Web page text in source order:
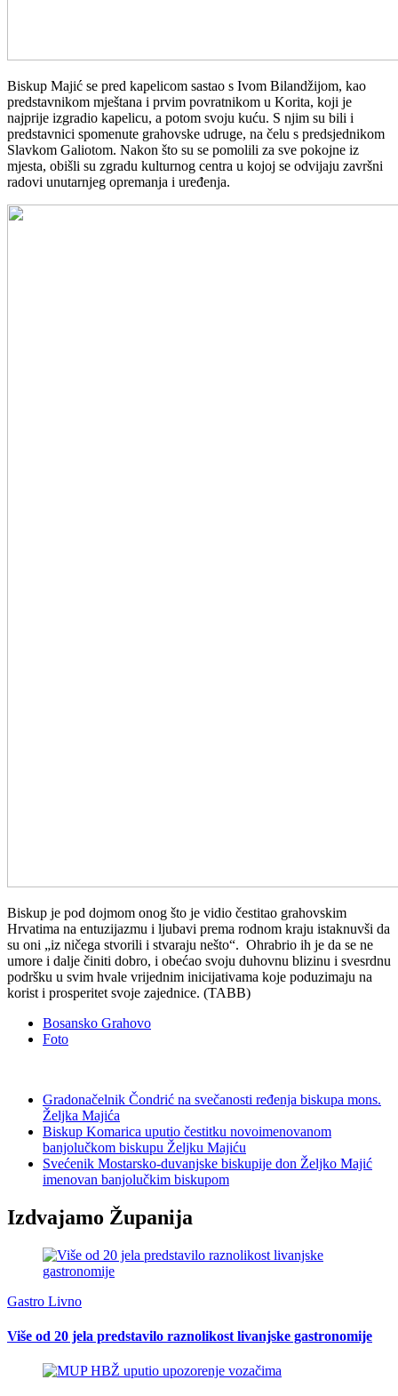
Biskup Majić se pred kapelicom sastao s Ivom Bilandžijom, kao
predstavnikom mještana i prvim povratnikom u Korita, koji je
najprije izgradio kapelicu, a potom svoju kuću. S njim su bili i
predstavnici spomenute grahovske udruge, na čelu s predsjednikom
Slavkom Galiotom. Nakon što su se pomolili za sve pokojne iz
mjesta, obišli su zgradu kulturnog centra u kojoj se odvijaju završni
radovi unutarnjeg opremanja i uređenja.
Biskup je pod dojmom onog što je vidio čestitao grahovskim
Hrvatima na entuzijazmu i ljubavi prema rodnom kraju istaknuvši da
su oni „iz ničega stvorili i stvaraju nešto“. Ohrabrio ih je da se ne
umore i dalje činiti dobro, i obećao svoju duhovnu blizinu i svesrdnu
podršku u svim hvale vrijednim inicijativama koje poduzimaju na
korist i prosperitet svoje zajednice. (TABB)
Bosansko Grahovo
Foto
Gradonačelnik Čondrić na svečanosti ređenja biskupa mons.
Željka Majića
Biskup Komarica uputio čestitku novoimenovanom
banjolučkom biskupu Željku Majiću
Svećenik Mostarsko-duvanjske biskupije don Željko Majić
imenovan banjolučkim biskupom
Izdvajamo Županija
Gastro Livno
Više od 20 jela predstavilo raznolikost livanjske gastronomije